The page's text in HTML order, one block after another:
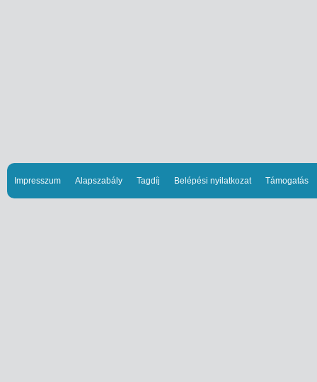
Impresszum Alapszabály Tagdíj Belépési nyilatkozat Támogatás